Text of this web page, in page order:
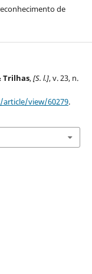
de
Trilhas,[S. l.], v. 23, n.
view/60279.